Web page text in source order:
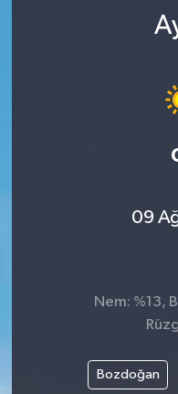
09
Nem: %13,
Bozdoğan